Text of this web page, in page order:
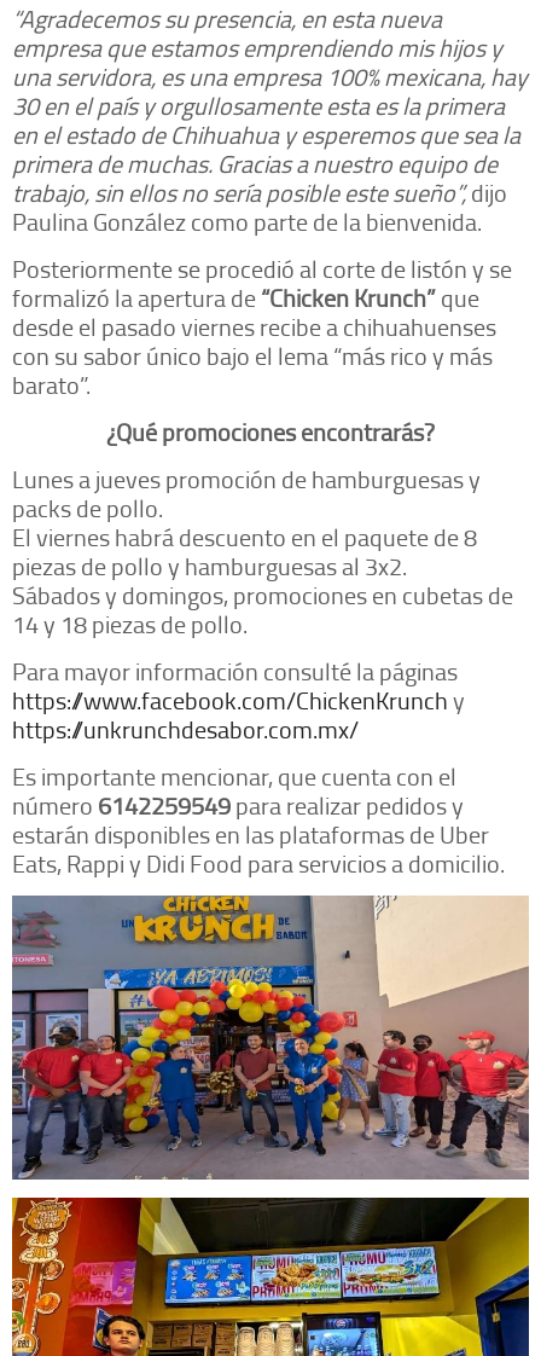
“Agradecemos su presencia, en esta nueva
empresa que estamos emprendiendo mis hijos y
una servidora, es una empresa 100% mexicana, hay
30 en el país y orgullosamente esta es la primera
en el estado de Chihuahua y esperemos que sea la
primera de muchas. Gracias a nuestro equipo de
trabajo, sin ellos no sería posible este sueño”,dijo
Paulina González como parte de la bienvenida.
Posteriormente se procedió al corte de listón y se
formalizó la apertura de“Chicken Krunch”que
desde el pasado viernes recibe a chihuahuenses
con su sabor único bajo el lema “más rico y más
barato”.
¿Qué promociones encontrarás?
Lunes a jueves promoción de hamburguesas y
packs de pollo.
El viernes habrá descuento en el paquete de 8
piezas de pollo y hamburguesas al 3x2.
Sábados y domingos, promociones en cubetas de
14 y 18 piezas de pollo.
Para mayor información consulté la páginas
https://www.facebook.com/ChickenKrunchy
https://unkrunchdesabor.com.mx/
Es importante mencionar, que cuenta con el
número 6142259549para realizar pedidos y
estarán disponibles en las plataformas de Uber
Eats, Rappi y Didi Food para servicios a domicilio.